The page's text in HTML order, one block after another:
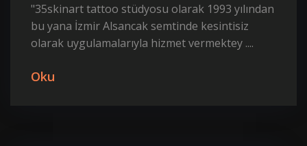
"35skinart tattoo stüdyosu olarak 1993 yılından
bu yana İzmir Alsancak semtinde kesintisiz
olarak uygulamalarıyla hizmet vermektey ....
Oku